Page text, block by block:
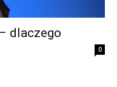
dlaczego
0